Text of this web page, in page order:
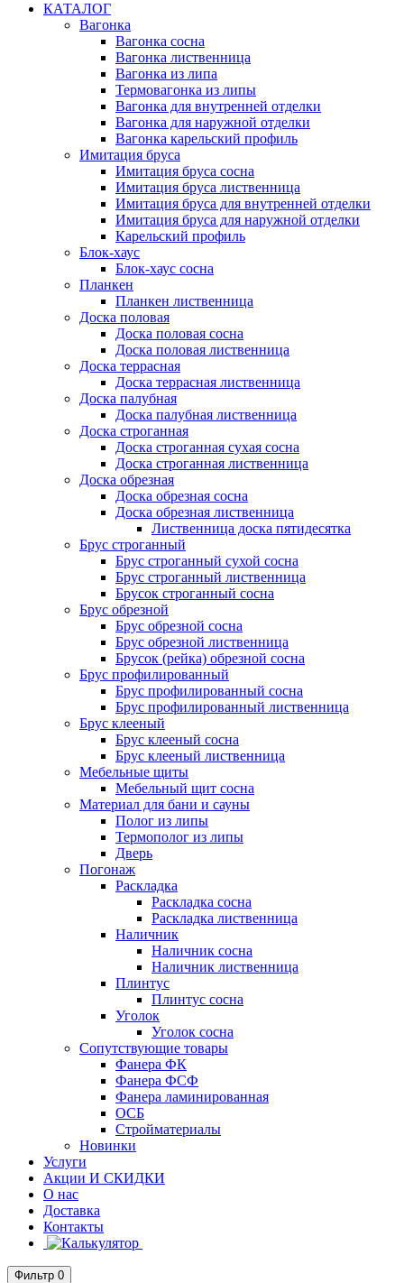
КАТАЛОГ
Вагонка
Вагонка сосна
Вагонка лиственница
Вагонка из липа
Термовагонка из липы
Вагонка для внутренней отделки
Вагонка для наружной отделки
Вагонка карельский профиль
Имитация бруса
Имитация бруса сосна
Имитация бруса лиственница
Имитация бруса для внутренней отделки
Имитация бруса для наружной отделки
Карельский профиль
Блок-хаус
Блок-хаус сосна
Планкен
Планкен лиственница
Доска половая
Доска половая сосна
Доска половая лиственница
Доска террасная
Доска террасная лиственница
Доска палубная
Доска палубная лиственница
Доска строганная
Доска строганная сухая сосна
Доска строганная лиственница
Доска обрезная
Доска обрезная сосна
Доска обрезная лиственница
Лиственница доска пятидесятка
Брус строганный
Брус строганный сухой сосна
Брус строганный лиственница
Брусок строганный сосна
Брус обрезной
Брус обрезной сосна
Брус обрезной лиственница
Брусок (рейка) обрезной сосна
Брус профилированный
Брус профилированный сосна
Брус профилированный лиственница
Брус клееный
Брус клееный сосна
Брус клееный лиственница
Мебельные щиты
Мебельный щит сосна
Материал для бани и сауны
Полог из липы
Термополог из липы
Дверь
Погонаж
Раскладка
Раскладка сосна
Раскладка лиственница
Наличник
Наличник сосна
Наличник лиственница
Плинтус
Плинтус сосна
Уголок
Уголок сосна
Сопутствующие товары
Фанера ФК
Фанера ФСФ
Фанера ламинированная
ОСБ
Стройматериалы
Новинки
Услуги
Акции И СКИДКИ
О нас
Доставка
Контакты
Фильтр 0